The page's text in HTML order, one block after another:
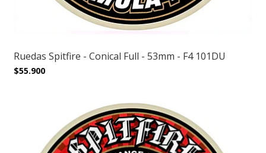
Ruedas Spitfire - Conical Full - 53mm - F4 101DU
$55.900